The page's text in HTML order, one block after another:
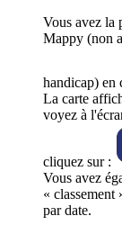
Vous avez la
Mappy (non
handicap) en
La carte
voyez à
cliquez sur :
Vous avez
« classement
par date.